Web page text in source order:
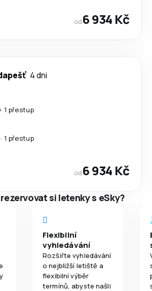
od6 934 Kč
4 dni
· 1 přestup
· 1 přestup
od6 934 Kč
si letenky s eSky?
Flexibilní
vyhledávání
Rozšiřte vyhledávání
o nejbližší letiště a
flexibilní výběr
termínů, abyste našli